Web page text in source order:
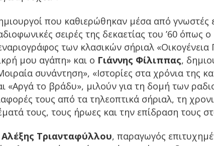
που καθιερώθηκαν μέσα από γνωστές
σειρές της δεκαετίας του ’60 όπως ο
των κλασικών σήριαλ
μου αγάπη» και ο Γιάννης Φίλιππας,
συνάντηση», «Ιστορίες στα χρόνια της
«Αργά το βράδυ», μιλούν για τη δομή των
τους από τα τηλεοπτικά σήριαλ, τη
τους, τους ήρωες και την επίδραση τους
Αλέξης Τριανταφύλλου, παραγωγός